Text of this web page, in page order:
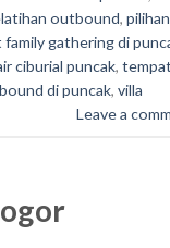
outbound, pilihan
gathering di
ciburial puncak, tempat
di puncak, villa
Leave a